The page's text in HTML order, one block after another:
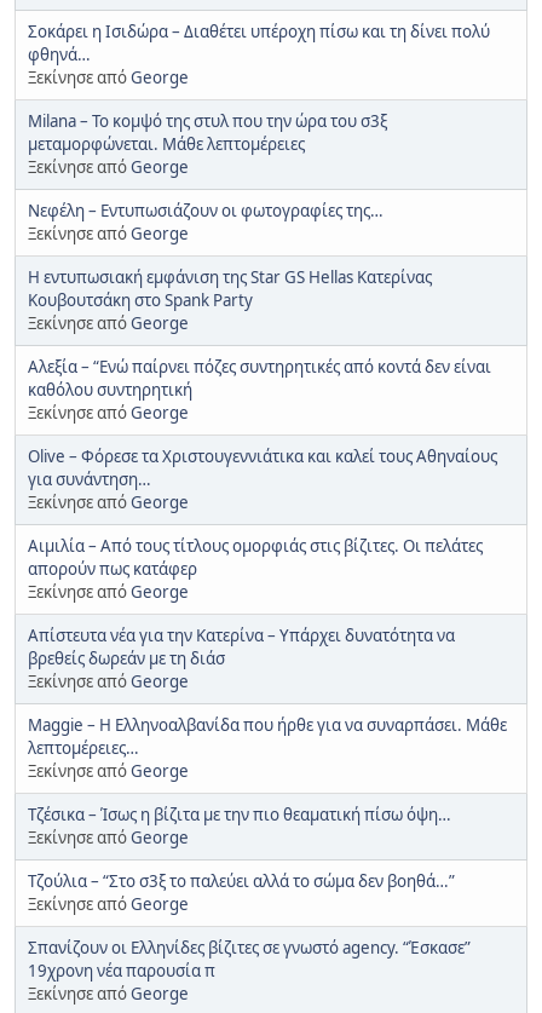
Σοκάρει η Ισιδώρα – Διαθέτει υπέροχη πίσω και τη δίνει πολύ
φθηνά…
Ξεκίνησε απόGeorge
Milana – Το κομψό της στυλ που την ώρα του σ3ξ
μεταμορφώνεται. Μάθε λεπτομέρειες
Ξεκίνησε απόGeorge
Νεφέλη – Εντυπωσιάζουν οι φωτογραφίες της…
Ξεκίνησε απόGeorge
Η εντυπωσιακή εμφάνιση της Star GS Hellas Κατερίνας
Κουβουτσάκη στο Spank Party
Ξεκίνησε απόGeorge
Αλεξία – “Ενώ παίρνει πόζες συντηρητικές από κοντά δεν είναι
καθόλου συντηρητική
Ξεκίνησε απόGeorge
Olive – Φόρεσε τα Χριστουγεννιάτικα και καλεί τους Αθηναίους
για συνάντηση…
Ξεκίνησε απόGeorge
Αιμιλία – Από τους τίτλους ομορφιάς στις βίζιτες. Οι πελάτες
απορούν πως κατάφερ
Ξεκίνησε απόGeorge
Απίστευτα νέα για την Κατερίνα – Υπάρχει δυνατότητα να
βρεθείς δωρεάν με τη διάσ
Ξεκίνησε απόGeorge
Maggie – Η Ελληνοαλβανίδα που ήρθε για να συναρπάσει. Μάθε
λεπτομέρειες…
Ξεκίνησε απόGeorge
Τζέσικα – Ίσως η βίζιτα με την πιο θεαματική πίσω όψη…
Ξεκίνησε απόGeorge
Τζούλια – “Στο σ3ξ το παλεύει αλλά το σώμα δεν βοηθά…”
Ξεκίνησε απόGeorge
Σπανίζουν οι Ελληνίδες βίζιτες σε γνωστό agency. “Έσκασε”
19χρονη νέα παρουσία π
Ξεκίνησε απόGeorge